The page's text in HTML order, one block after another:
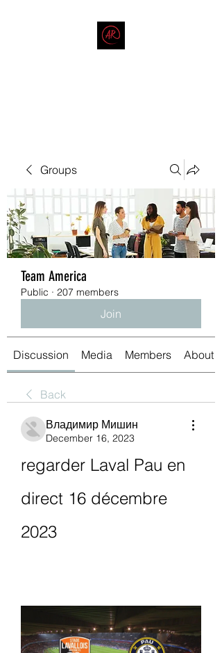
Groups
Team America
Public · 207 members
Join
Discussion Media Members About
Back
Владимир Мишин
December 16, 2023
regarder Laval Pau en
direct 16 décembre
2023